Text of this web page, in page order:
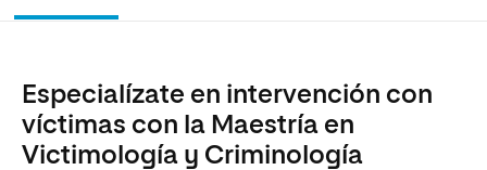
Especialízate en intervención con
víctimas con la Maestría en
Victimología y Criminología